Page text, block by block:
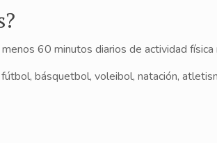
60 minutos diarios de actividad
básquetbol, voleibol, natación,